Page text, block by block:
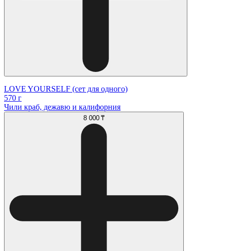
LOVE YOURSELF (сет для одного)
570 г
Чили краб, дежавю и калифорния
8 000 ₸